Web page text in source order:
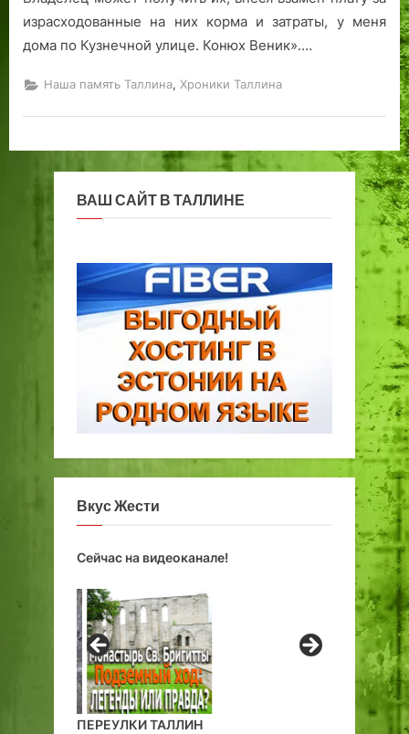
израсходованные на них корма и затраты, у меня
дома по Кузнечной улице. Конюх Веник».…
Наша память Таллина, Хроники Таллина
ВАШ САЙТ В ТАЛЛИНЕ
Вкус Жести
Сейчас на видеоканале!
ПЕРЕУЛКИ ТАЛЛИН